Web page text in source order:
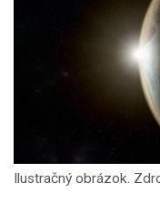
Ilustračný obrázok.